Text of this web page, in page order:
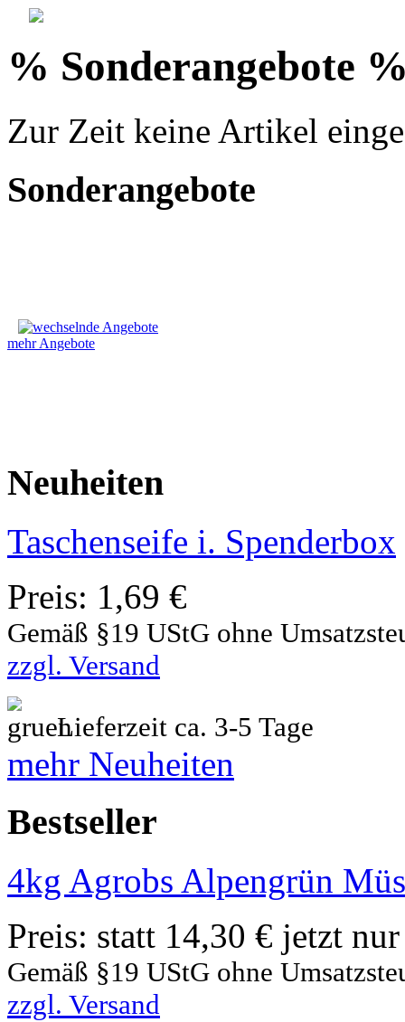
% Sonderangebote
Zur Zeit keine Artikel
Sonderangebote
mehr Angebote
Neuheiten
Taschenseife i. Spenderbox
Preis: 1,69 €
Gemäß §19 UStG ohne
zzgl. Versand
Lieferzeit ca. 3-5 Tage
mehr Neuheiten
Bestseller
4kg Agrobs Alpengrün
Preis: statt 14,30 € jetzt
Gemäß §19 UStG ohne
zzgl. Versand